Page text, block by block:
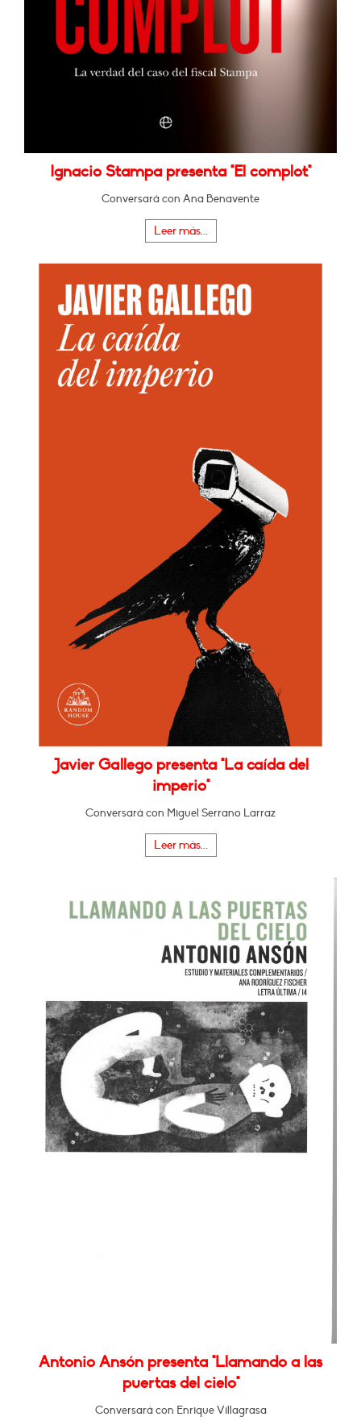
Ignacio Stampa presenta "El complot"
Conversará con Ana Benavente
Leer más...
Javier Gallego presenta "La caída del
imperio"
Conversará con Miguel Serrano Larraz
Leer más...
Antonio Ansón presenta "Llamando a las
puertas del cielo"
Conversará con Enrique Villagrasa